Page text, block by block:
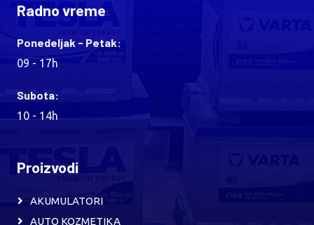
Radno vreme
Ponedeljak - Petak:
09 - 17h
Subota:
10 - 14h
Proizvodi
AKUMULATORI
AUTO KOZMETIKA